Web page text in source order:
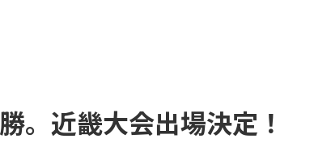
近畿大会出場決定！